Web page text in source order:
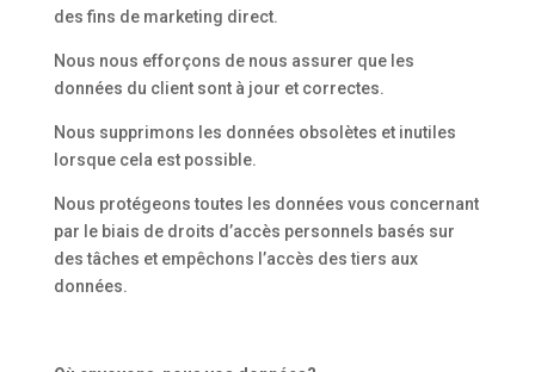
des fins de marketing direct.
Nous nous efforçons de nous assurer que les
données du client sont à jour et correctes.
Nous supprimons les données obsolètes et inutiles
lorsque cela est possible.
Nous protégeons toutes les données vous concernant
par le biais de droits d’accès personnels basés sur
des tâches et empêchons l’accès des tiers aux
données.